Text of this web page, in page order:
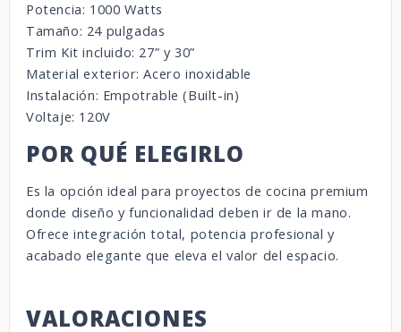
Potencia: 1000 Watts
Tamaño: 24 pulgadas
Trim Kit incluido: 27” y 30”
Material exterior: Acero inoxidable
Instalación: Empotrable (Built-in)
Voltaje: 120V
POR QUÉ ELEGIRLO
Es la opción ideal para proyectos de cocina premium
donde diseño y funcionalidad deben ir de la mano.
Ofrece integración total, potencia profesional y
acabado elegante que eleva el valor del espacio.
VALORACIONES